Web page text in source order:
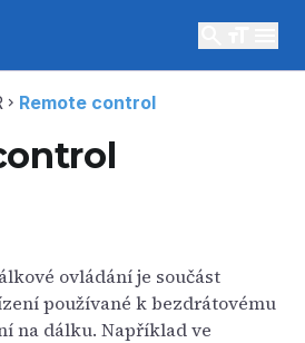
chevron_right Remote control
ovládání je součást
používané k bezdrátovému
na dálku. Například ve